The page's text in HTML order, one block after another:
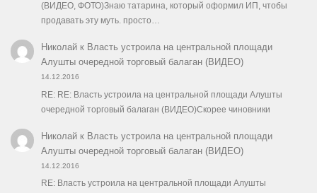
(ВИДЕО, ФОТО)Знаю татарина, который оформил ИП, чтобы
продавать эту муть. просто…
Николайк Власть устроила на центральной площади
Алушты очередной торговый балаган (ВИДЕО)
14.12.2016
RE: RE: Власть устроила на центральной площади Алушты
очередной торговый балаган (ВИДЕО)Скорее чиновники
Николайк Власть устроила на центральной площади
Алушты очередной торговый балаган (ВИДЕО)
14.12.2016
RE: Власть устроила на центральной площади Алушты